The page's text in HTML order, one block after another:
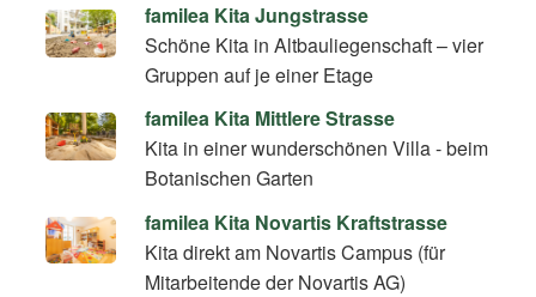
familea Kita Jungstrasse
Schöne Kita in Altbauliegenschaft – vier
Gruppen auf je einer Etage
familea Kita Mittlere Strasse
Kita in einer wunderschönen Villa - beim
Botanischen Garten
familea Kita Novartis Kraftstrasse
Kita direkt am Novartis Campus (für
Mitarbeitende der Novartis AG)